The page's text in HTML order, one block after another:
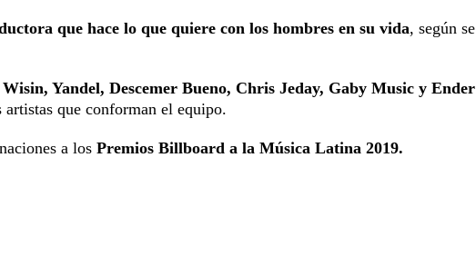
que hace lo que quiere con los hombres en su vida, según se
Wisin, Yandel, Descemer Bueno, Chris Jeday, Gaby Music y Ender
que conforman el equipo.
a los Premios Billboard a la Música Latina 2019.